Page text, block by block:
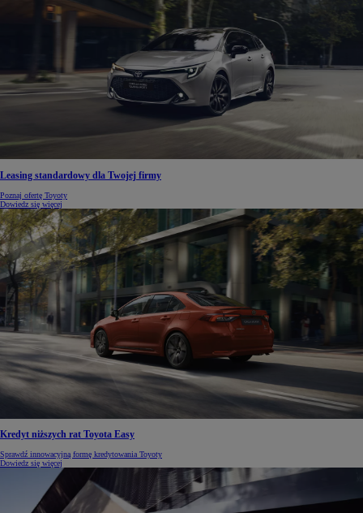
Leasing standardowy dla Twojej firmy
Poznaj ofertę Toyoty
Dowiedz się więcej
Kredyt niższych rat Toyota Easy
Sprawdź innowacyjną formę kredytowania Toyoty
Dowiedz się więcej